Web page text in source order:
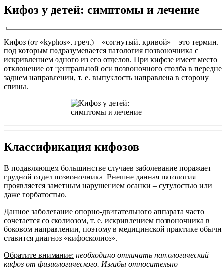
Кифоз у детей: симптомы и лечение
Кифоз (от «kyphos», греч.) – «согнутый, кривой» – это термин,
под которым подразумевается патология позвоночника с
искривлением одного из его отделов. При кифозе имеет место
отклонение от центральной оси позвоночного столба в
заднем направлении, т. е. выпуклость направлена в сторону
спины.
Классификация кифозов
В подавляющем большинстве случаев заболевание поражает
грудной отдел позвоночника. Внешне данная патология
проявляется заметным нарушением осанки – сутулостью или
даже горбатостью.
Данное заболевание опорно-двигательного аппарата часто
сочетается со сколиозом, т. е. искривлением позвоночника в
боковом направлении, поэтому в медицинской практике
ставится диагноз «кифосколиоз».
Обратите внимание: необходимо отличать патологический
кифоз от физиологического. Изгибы относительно